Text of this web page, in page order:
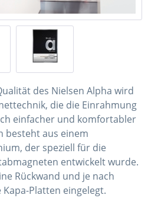
des Nielsen Alpha wird
die die Einrahmung
einfacher und komfortabler
besteht aus einem
der speziell für die
entwickelt wurde.
Rückwand und je nach
Platten eingelegt.